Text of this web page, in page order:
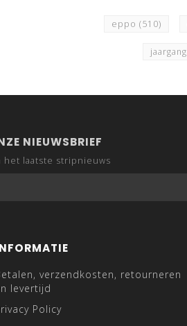
eppo (510)
jaargang
NIEUWSBRIEF
het laatste stripnieuws
verzendkosten, retourneren
levertijd
Policy